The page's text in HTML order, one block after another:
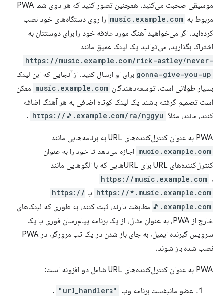
موسیقی صحبت می‌کنید. همچنین تصور کنید که هر دوی شما PWA
مربوط به music.example.com را روی دستگاه‌های خود نصب
کرده‌اید. اگر می‌خواهید آهنگ مورد علاقه خود را برای دوستتان به
اشتراک بگذارید، می‌توانید یک لینک عمیق مانند
https://music.example.com/rick-astley/never-
gonna-give-you-up برای او ارسال کنید. از آنجایی که این لینک
بسیار طولانی است، توسعه‌دهندگان music.example.com ممکن
است تصمیم گرفته باشند یک لینک کوتاه اضافی به هر آهنگ اضافه
کنند، مانند، مثلاً https://🎵.example.com/ra/nggyu
.
PWA به عنوان کنترل‌کننده‌های URL به برنامه‌هایی مانند
music.example.com اجازه می‌دهد تا خود را به عنوان
کنترل‌کننده‌های URL برای URLهایی که با الگوهایی مانند
https://music.example.com ،
https://*.music.example.com یا https://
🎵.example.com مطابقت دارند، ثبت کنند، به طوری که لینک‌های
خارج از PWA، به عنوان مثال، از یک برنامه پیام‌رسان فوری یا یک
سرویس گیرنده ایمیل، به جای باز شدن در یک تب مرورگر، در PWA
نصب شده باز شوند.
PWA به عنوان کنترل‌کننده‌های URL شامل دو افزونه است:
عضو مانیفست برنامه وب "url_handlers"
.